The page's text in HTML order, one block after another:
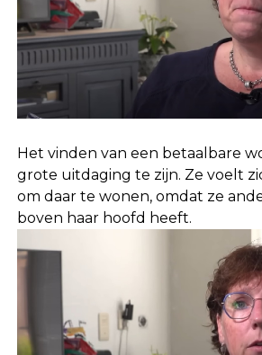
Het vinden van een betaalbare
grote uitdaging te zijn. Ze voelt
om daar te wonen, omdat ze
boven haar hoofd heeft.